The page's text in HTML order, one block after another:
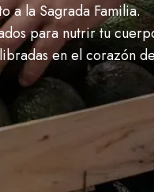
a la Sagrada Familia.
para nutrir tu
en el corazón